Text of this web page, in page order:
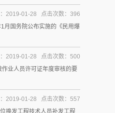
月国务院公布实施的《民用爆
2019-01-28 点击次数：396
业人员许可证年度审核的要
2019-01-28 点击次数：500
换发工程技术人员补发工程
2019-01-28 点击次数：557